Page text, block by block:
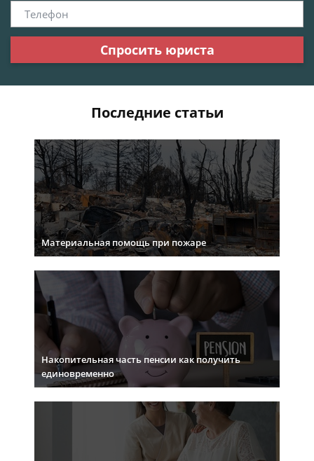
Спросить юриста
Последние статьи
Материальная помощь при пожаре
Накопительная часть пенсии как получить
единовременно